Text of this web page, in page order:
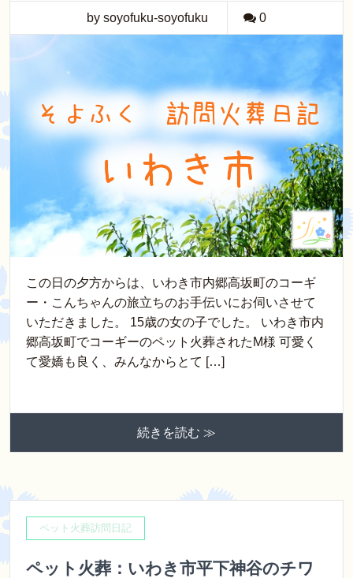
by soyofuku-soyofuku 0
この日の夕方からは、いわき市内郷高坂町のコーギ
ー・こんちゃんの旅立ちのお手伝いにお伺いさせて
いただきました。 15歳の女の子でした。 いわき市内
郷高坂町でコーギーのペット火葬されたM様 可愛く
て愛嬌も良く、みんなからとて […]
続きを読む ≫
ペット火葬訪問日記
ペット火葬：いわき市平下神谷のチワ